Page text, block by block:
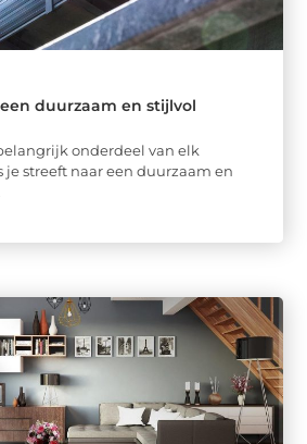
duurzaam en stijlvol
onderdeel van elk
je streeft naar een duurzaam en